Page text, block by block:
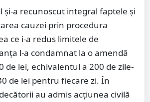
a recunoscut integral faptele și
cauzei prin procedura
ce i-a redus limitele de
l-a condamnat la o amendă
de lei, echivalentul a 200 de zile-
de lei pentru fiecare zi. În
au admis acțiunea civilă